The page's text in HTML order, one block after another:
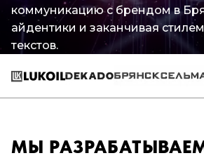
коммуникацию с брендом в
айдентики и заканчивая
текстов.
МЫ